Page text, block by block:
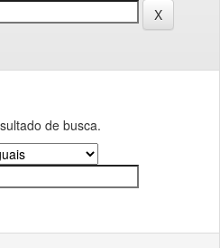
de busca.